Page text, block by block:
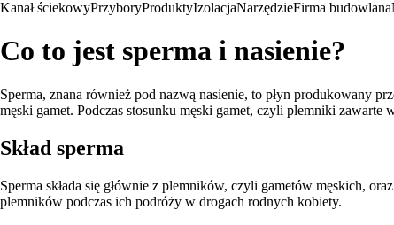
Kanał ściekowyPrzyboryProduktyIzolacjaNarzędzieFirma budowlana
Co to jest sperma i nasienie?
Sperma, znana również pod nazwą nasienie, to płyn produkowany
męski gamet. Podczas stosunku męski gamet, czyli plemniki
Skład sperma
Sperma składa się głównie z plemników, czyli gametów męskich,
plemników podczas ich podróży w drogach rodnych kobiety.